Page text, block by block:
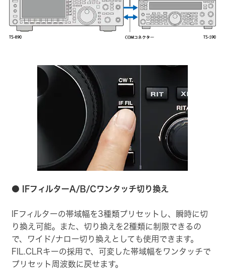
● IFフィルターA/B/Cワンタッチ切り換え
IFフィルターの帯域幅を3種類プリセットし、瞬時に切
り換え可能。また、切り換えを2種類に制限できるの
で、ワイド/ナロー切り換えとしても使用できます。
FIL.CLRキーの採用で、可変した帯域幅をワンタッチで
プリセット周波数に戻せます。